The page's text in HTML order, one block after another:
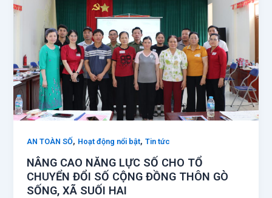
AN TOÀN SỐ, Hoạt động nổi bật,Tin tức
NÂNG CAO NĂNG LỰC SỐ CHO TỔ
CHUYỂN ĐỔI SỐ CỘNG ĐỒNG THÔN GÒ
SỐNG, XÃ SUỐI HAI